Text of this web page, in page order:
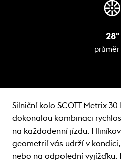
28"
průměr
Silniční kolo SCOTT Metrix
dokonalou kombinaci
na každodenní jízdu.
geometrií vás udrží v
nebo na odpolední vyjížďku.